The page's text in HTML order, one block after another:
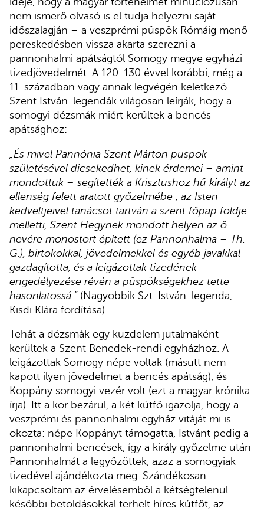
nem ismerő olvasó is el tudja helyezni saját
időszalagján – a veszprémi püspök Rómáig menő
pereskedésben vissza akarta szerezni a
pannonhalmi apátságtól Somogy megye egyházi
tizedjövedelmét. A 120-130 évvel korábbi, még a
11. században vagy annak legvégén keletkező
Szent István-legendák világosan leírják, hogy a
somogyi dézsmák miért kerültek a bencés
apátsághoz:
„És mivel Pannónia Szent Márton püspök
születésével dicsekedhet, kinek érdemei – amint
mondottuk – segítették a Krisztushoz hű királyt az
ellenség felett aratott győzelmébe , az Isten
kedveltjeivel tanácsot tartván a szent főpap földje
melletti, Szent Hegynek mondott helyen az ő
nevére monostort épített (ez Pannonhalma – Th.
G.), birtokokkal, jövedelmekkel és egyéb javakkal
gazdagította, és a leigázottak tizedének
engedélyezése révén a püspökségekhez tette
hasonlatossá.”(Nagyobbik Szt. István-legenda,
Kisdi Klára fordítása)
Tehát a dézsmák egy küzdelem jutalmaként
kerültek a Szent Benedek-rendi egyházhoz. A
leigázottak Somogy népe voltak (másutt nem
kapott ilyen jövedelmet a bencés apátság), és
Koppány somogyi vezér volt (ezt a magyar krónika
írja). Itt a kör bezárul, a két kútfő igazolja, hogy a
veszprémi és pannonhalmi egyház vitáját mi is
okozta: népe Koppányt támogatta, Istvánt pedig a
pannonhalmi bencések, így a király győzelme után
Pannonhalmát a legyőzöttek, azaz a somogyiak
tizedével ajándékozta meg. Szándékosan
kikapcsoltam az érvelésemből a kétségtelenül
későbbi betoldásokkal terhelt híres kútfőt, az